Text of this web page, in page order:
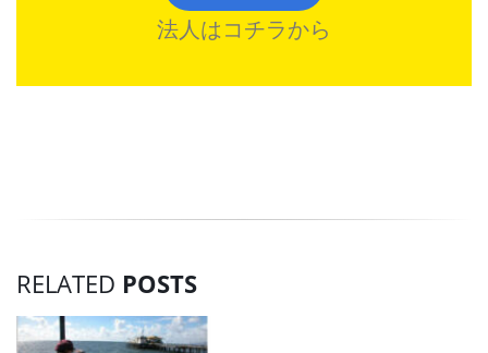
法人はコチラから
RELATED POSTS